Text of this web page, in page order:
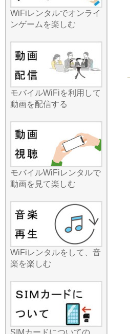
「Wi-Fiルーターの設定って
難しそう」と思っていませ
んか？みんなのWi-Fiの国内
レンタルなら、そんな心配
は無用です。端末が到着し
たら、電源を入れてスマホ
にパスワードを入力するだ
け。特別な技術知識や煩わ
しいアプリの設定などは一
切必要ありません。到着し
が始まります。最近では小
中学生のタブレット学習
や、高齢者の方のビデオ通
話利用も増えていますが、
どなたでも直感的に使える
操作性が支持されていま
す。夏休み期間や年末年始
は予約が集中し、人気機種
が在庫切れになることも予
想されます。最新の時事ネ
タでも旅行需要の回復が報
じられていますが、余裕を
持った早めのご予約をお勧
めいたします！手軽に始め
ぐ確保しましょう。
2026.7.8
みんなのWi-Fiが提供するル
ーターは、スマホ、タブレ
ット、PCを同時に複数台つ
WiFiレンタルでオンライ
ンゲームを楽しむ
モバイルWiFiを利用して
動画を配信する
モバイルWiFiレンタルで
動画を見て楽しむ
WiFiレンタルをして、音
楽を楽しむ
SIMカードについての、